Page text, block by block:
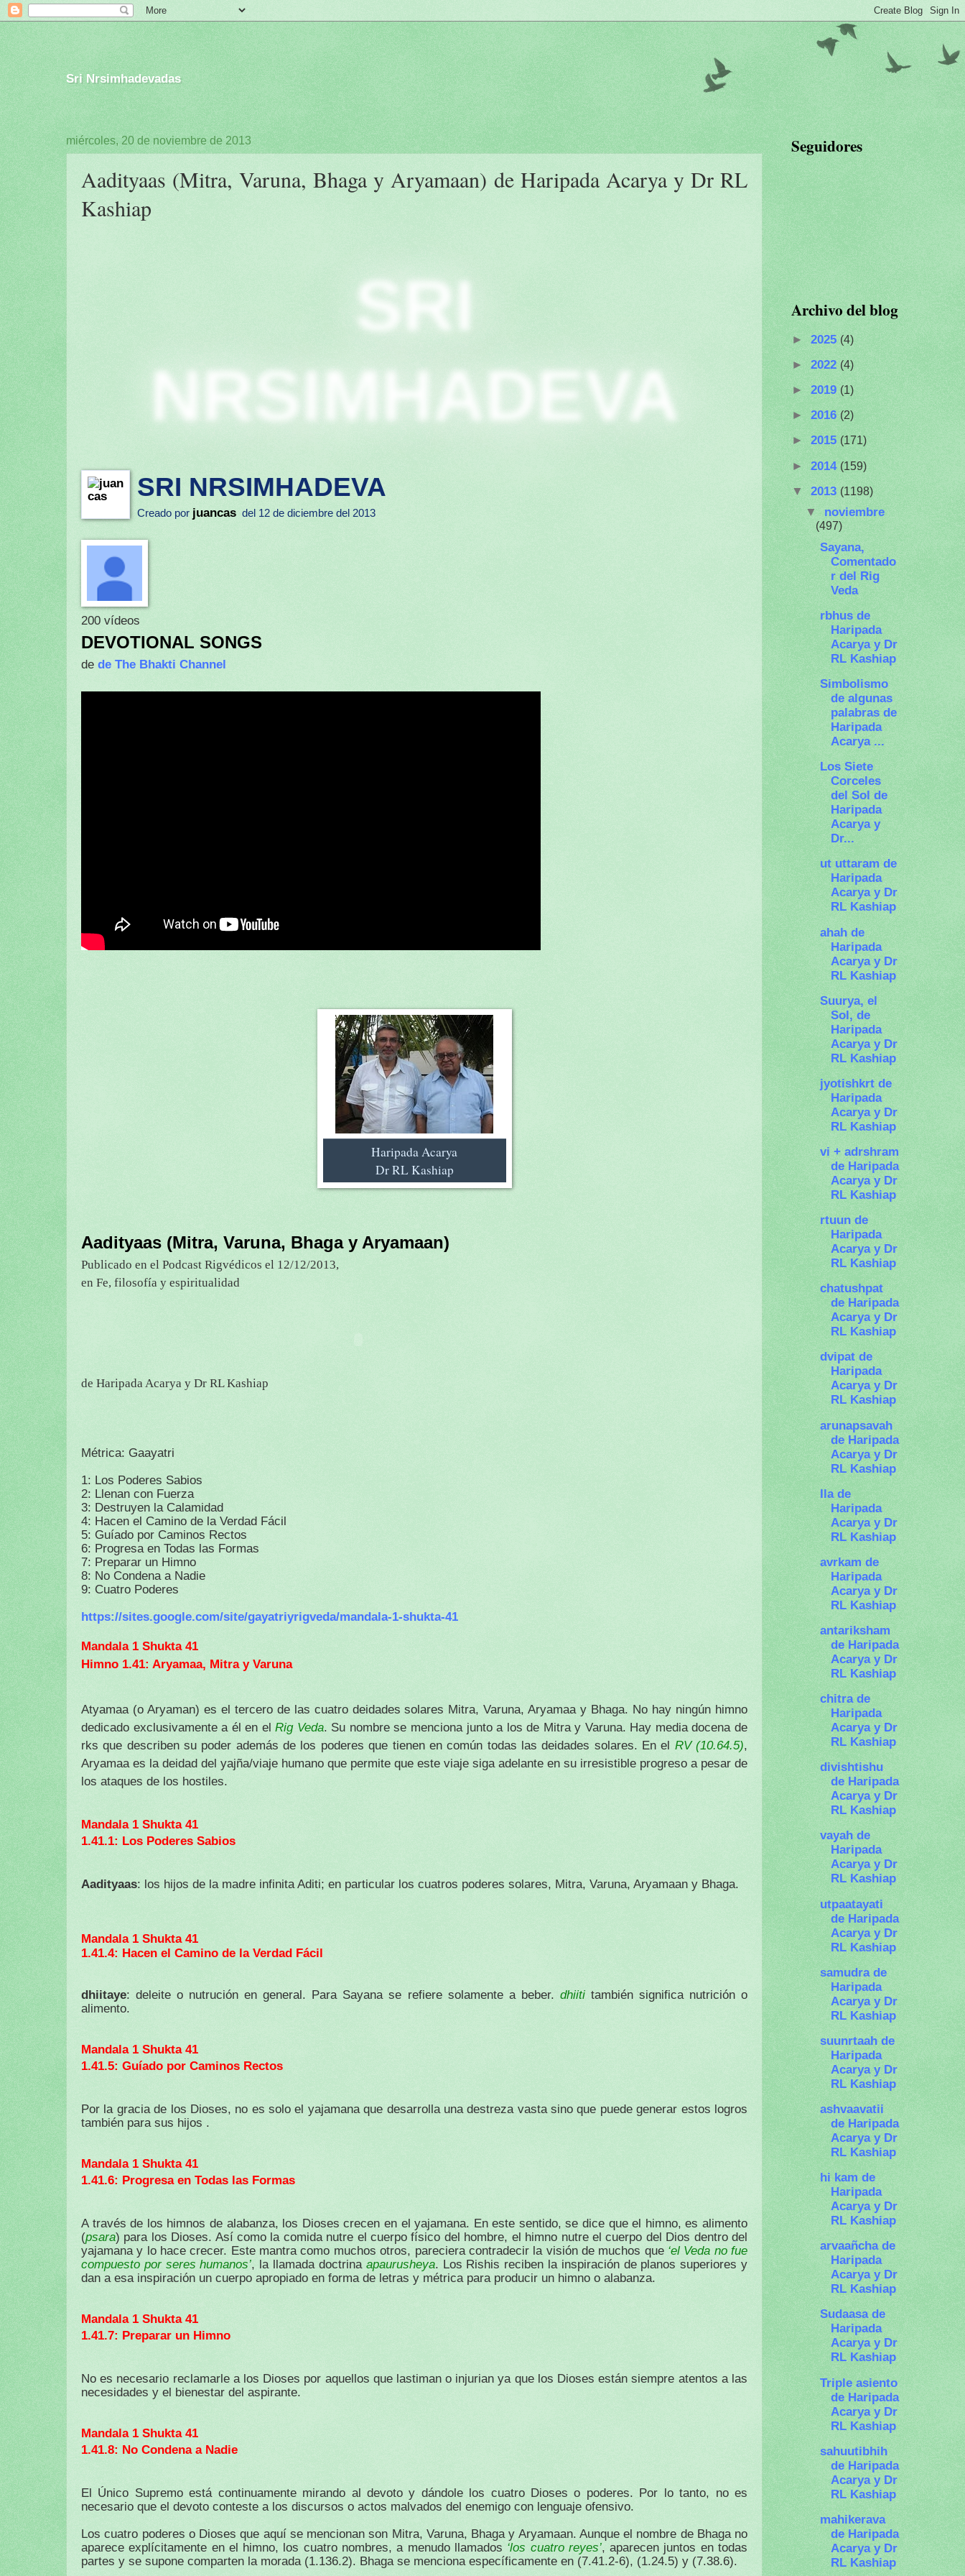
Sri Nrsimhadevadas
miércoles, 20 de noviembre de 2013
Aadityaas (Mitra, Varuna, Bhaga y Aryamaan) de Haripada Acarya y Dr RL
Kashiap
SRI
NRSIMHADEVA
SRI NRSIMHADEVA
Creado por juancas del 12 de diciembre del 2013
200 vídeos
DEVOTIONAL SONGS
de de The Bhakti Channel
Haripada Acarya
Dr RL Kashiap
Aadityaas (Mitra, Varuna, Bhaga y Aryamaan)
Publicado en el Podcast Rigvédicos el 12/12/2013,
en Fe, filosofía y espiritualidad
de Haripada Acarya y Dr RL Kashiap
Métrica: Gaayatri
1: Los Poderes Sabios
2: Llenan con Fuerza
3: Destruyen la Calamidad
4: Hacen el Camino de la Verdad Fácil
5: Guíado por Caminos Rectos
6: Progresa en Todas las Formas
7: Preparar un Himno
8: No Condena a Nadie
9: Cuatro Poderes
https://sites.google.com/site/gayatriyrigveda/mandala-1-shukta-41
Mandala 1 Shukta 41
Himno 1.41: Aryamaa, Mitra y Varuna
Atyamaa (o Aryaman) es el tercero de las cuatro deidades solares Mitra, Varuna, Aryamaa y Bhaga. No hay ningún himno
dedicado exclusivamente a él en elRig Veda. Su nombre se menciona junto a los de Mitra y Varuna. Hay media docena de
rks que describen su poder además de los poderes que tienen en común todas las deidades solares. En el RV (10.64.5),
Aryamaa es la deidad del yajña/viaje humano que permite que este viaje siga adelante en su irresistible progreso a pesar de
los ataques de los hostiles.
Mandala 1 Shukta 41
1.41.1: Los Poderes Sabios
Aadityaas: los hijos de la madre infinita Aditi; en particular los cuatros poderes solares, Mitra, Varuna, Aryamaan y Bhaga.
Mandala 1 Shukta 41
1.41.4: Hacen el Camino de la Verdad Fácil
dhiitaye: deleite o nutrución en general. Para Sayana se refiere solamente a beber. dhiiti también significa nutrición o
alimento.
Mandala 1 Shukta 41
1.41.5: Guíado por Caminos Rectos
Por la gracia de los Dioses, no es solo el yajamana que desarrolla una destreza vasta sino que puede generar estos logros
también para sus hijos .
Mandala 1 Shukta 41
1.41.6: Progresa en Todas las Formas
A través de los himnos de alabanza, los Dioses crecen en el yajamana. En este sentido, se dice que el himno, es alimento
(psara) para los Dioses. Así como la comida nutre el cuerpo físico del hombre, el himno nutre el cuerpo del Dios dentro del
yajamana y lo hace crecer. Este mantra como muchos otros, pareciera contradecir la visión de muchos que ‘el Veda no fue
compuesto por seres humanos’, la llamada doctrina apaurusheya. Los Rishis reciben la inspiración de planos superiores y
dan a esa inspiración un cuerpo apropiado en forma de letras y métrica para producir un himno o alabanza.
Mandala 1 Shukta 41
1.41.7: Preparar un Himno
No es necesario reclamarle a los Dioses por aquellos que lastiman o injurian ya que los Dioses están siempre atentos a las
necesidades y el bienestar del aspirante.
Mandala 1 Shukta 41
1.41.8: No Condena a Nadie
El Único Supremo está continuamente mirando al devoto y dándole los cuatro Dioses o poderes. Por lo tanto, no es
necesario que el devoto conteste a los discursos o actos malvados del enemigo con lenguaje ofensivo.
Los cuatro poderes o Dioses que aquí se mencionan son Mitra, Varuna, Bhaga y Aryamaan. Aunque el nombre de Bhaga no
aparece explícitamente en el himno, los cuatro nombres, a menudo llamados ‘los cuatro reyes’, aparecen juntos en todas
partes y se supone comparten la morada (1.136.2). Bhaga se menciona específicamente en (7.41.2-6), (1.24.5) y (7.38.6).
Seguidores
Archivo del blog
► 2025 (4)
► 2022 (4)
► 2019 (1)
► 2016 (2)
► 2015 (171)
► 2014 (159)
▼ 2013 (1198)
▼ noviembre
(497)
Sayana,
Comentado
r del Rig
Veda
rbhus de
Haripada
Acarya y Dr
RL Kashiap
Simbolismo
de algunas
palabras de
Haripada
Acarya ...
Los Siete
Corceles
del Sol de
Haripada
Acarya y
Dr...
ut uttaram de
Haripada
Acarya y Dr
RL Kashiap
ahah de
Haripada
Acarya y Dr
RL Kashiap
Suurya, el
Sol, de
Haripada
Acarya y Dr
RL Kashiap
jyotishkrt de
Haripada
Acarya y Dr
RL Kashiap
vi + adrshram
de Haripada
Acarya y Dr
RL Kashiap
rtuun de
Haripada
Acarya y Dr
RL Kashiap
chatushpat
de Haripada
Acarya y Dr
RL Kashiap
dvipat de
Haripada
Acarya y Dr
RL Kashiap
arunapsavah
de Haripada
Acarya y Dr
RL Kashiap
Ila de
Haripada
Acarya y Dr
RL Kashiap
avrkam de
Haripada
Acarya y Dr
RL Kashiap
antariksham
de Haripada
Acarya y Dr
RL Kashiap
chitra de
Haripada
Acarya y Dr
RL Kashiap
divishtishu
de Haripada
Acarya y Dr
RL Kashiap
vayah de
Haripada
Acarya y Dr
RL Kashiap
utpaatayati
de Haripada
Acarya y Dr
RL Kashiap
samudra de
Haripada
Acarya y Dr
RL Kashiap
suunrtaah de
Haripada
Acarya y Dr
RL Kashiap
ashvaavatii
de Haripada
Acarya y Dr
RL Kashiap
hi kam de
Haripada
Acarya y Dr
RL Kashiap
arvaañcha de
Haripada
Acarya y Dr
RL Kashiap
Sudaasa de
Haripada
Acarya y Dr
RL Kashiap
Triple asiento
de Haripada
Acarya y Dr
RL Kashiap
sahuutibhih
de Haripada
Acarya y Dr
RL Kashiap
mahikerava
de Haripada
Acarya y Dr
RL Kashiap